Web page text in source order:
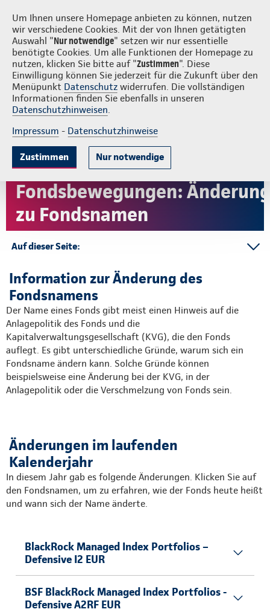
Um Ihnen unsere Homepage anbieten zu können, nutzen
wir verschiedene Cookies. Mit der von Ihnen getätigten
Auswahl "Nur notwendige" setzen wir nur essentielle
benötigte Cookies. Um alle Funktionen der Homepage zu
nutzen, klicken Sie bitte auf "Zustimmen". Diese
Einwilligung können Sie jederzeit für die Zukunft über den
Menüpunkt Datenschutz widerrufen. Die vollständigen
Informationen finden Sie ebenfalls in unseren
Datenschutzhinweisen.
Impressum - Datenschutzhinweise
Zustimmen Nur notwendige
Continentale vor Ort
Fondsbewegungen: Änderung
zu Fondsnamen
Auf dieser Seite:
Vergangenes Jahr
Information zur Änderung des
Fondsnamens
Der Name eines Fonds gibt meist einen Hinweis auf die
Anlagepolitik des Fonds und die
Kapitalverwaltungsgesellschaft (KVG), die den Fonds
auflegt. Es gibt unterschiedliche Gründe, warum sich ein
Fondsname ändern kann. Solche Gründe können
beispielsweise eine Änderung bei der KVG, in der
Anlagepolitik oder die Verschmelzung von Fonds sein.
Änderungen im laufenden
Kalenderjahr
In diesem Jahr gab es folgende Änderungen. Klicken Sie auf
den Fondsnamen, um zu erfahren, wie der Fonds heute heißt
und wann sich der Name änderte.
BlackRock Managed Index Portfolios –
Defensive I2 EUR
BSF BlackRock Managed Index Portfolios -
Defensive A2RF EUR